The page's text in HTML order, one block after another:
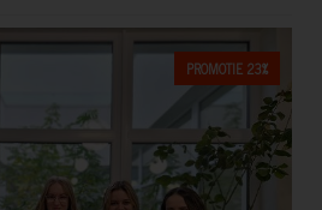
PROMOTIE 23%